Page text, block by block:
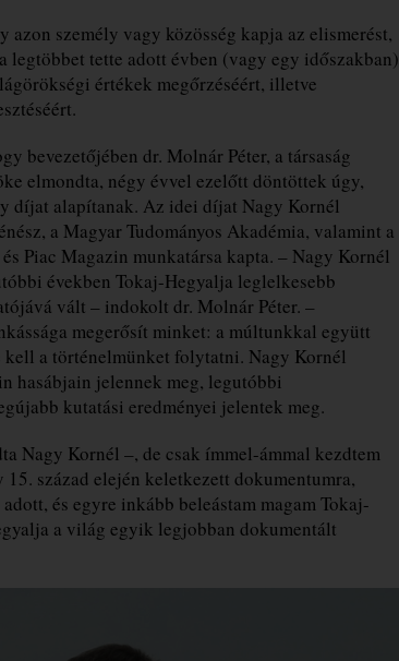
azon személy vagy közösség kapja az elismerést,
legtöbbet tette adott évben (vagy egy időszakban)
értékek megőrzéséért, illetve
bevezetőjében dr. Molnár Péter, a társaság
elmondta, négy évvel ezelőtt döntöttek úgy,
díjat alapítanak. Az idei díjat Nagy Kornél
a Magyar Tudományos Akadémia, valamint a
Piac Magazin munkatársa kapta. – Nagy Kornél
években Tokaj-Hegyalja leglelkesebb
vált – indokolt dr. Molnár Péter. –
megerősít minket: a múltunkkal együtt
kell a történelmünket folytatni. Nagy Kornél
hasábjain jelennek meg, legutóbbi
kutatási eredményei jelentek meg.
Nagy Kornél –, de csak ímmel-ámmal kezdtem
század elején keletkezett dokumentumra,
és egyre inkább beleástam magam Tokaj-
a világ egyik legjobban dokumentált